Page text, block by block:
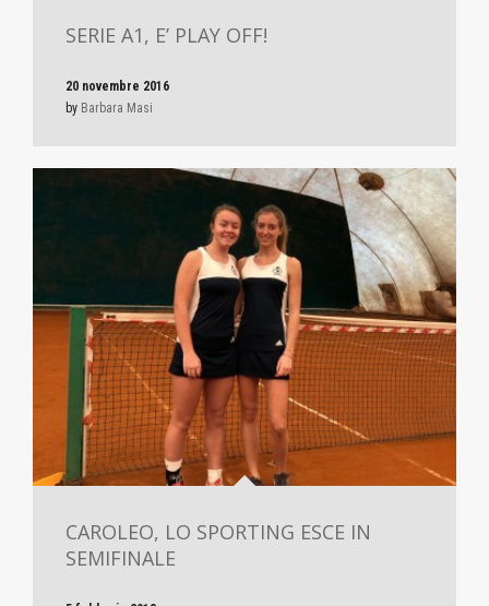
SERIE A1, E’ PLAY OFF!
20 novembre 2016
by Barbara Masi
CAROLEO, LO SPORTING ESCE IN
SEMIFINALE